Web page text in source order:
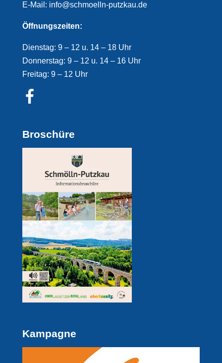
E-Mail: info@schmoelln-putzkau.de
Öffnungszeiten:
Dienstag: 9 – 12 u. 14 – 18 Uhr
Donnerstag: 9 – 12 u. 14 – 16 Uhr
Freitag: 9 – 12 Uhr
Broschüre
Kampagne